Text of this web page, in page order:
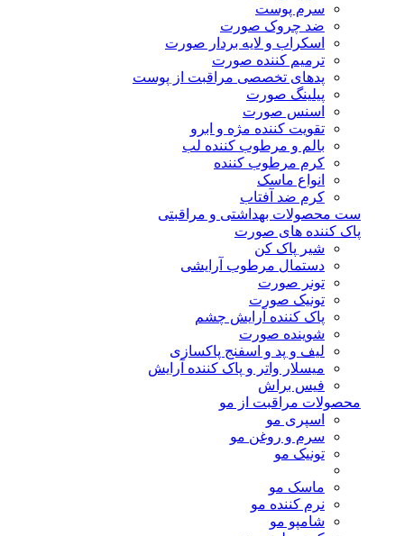
سرم پوست
ضد چروک صورت
اسکراب و لایه بردار صورت
ترمیم کننده صورت
پدهای تخصصی مراقبت از پوست
پیلینگ صورت
اسنس صورت
تقویت کننده مژه و ابرو
بالم و مرطوب کننده لب
کرم مرطوب کننده
انواع ماسک
کرم ضد آفتاب
ست محصولات بهداشتی و مراقبتی
پاک کننده های صورت
شیر پاک کن
دستمال مرطوب آرایشی
تونر صورت
تونیک صورت
پاک کننده آرایش چشم
شوینده صورت
لیف و پد و اسفنج پاکسازی
میسلار واتر و پاک کننده آرایش
فیس براش
محصولات مراقبت از مو
اسپری مو
سرم و روغن مو
تونیک مو
ماسک مو
نرم کننده مو
شامپو مو